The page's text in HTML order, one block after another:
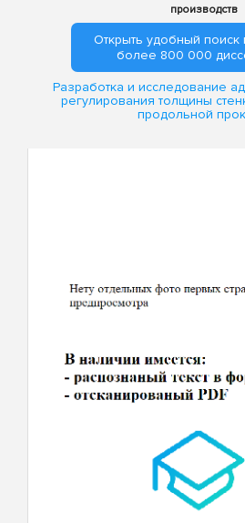
производств
Открыть удобный поиск
более 800 000
Разработка и исследование
регулирования толщины
продольной